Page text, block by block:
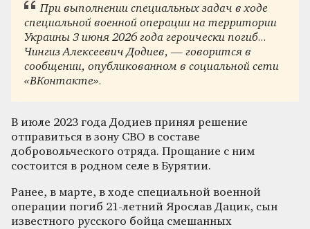
При выполнении специальных задач в ходе
специальной военной операции на территории
Украины 3 июня 2026 года героически погиб...
Чингиз Алексеевич Додиев, — говорится в
сообщении, опубликованном в социальной сети
«ВКонтакте».
В июле 2023 года Додиев принял решение
отправиться в зону СВО в составе
добровольческого отряда. Прощание с ним
состоится в родном селе в Бурятии.
Ранее, в марте, в ходе специальной военной
операции погиб 21-летний Ярослав Дацик, сын
известного русского бойца смешанных